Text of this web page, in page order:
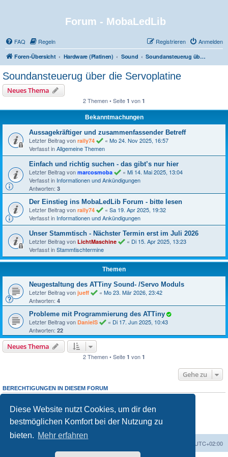
Diese Website nutzt Cookies, um dir den
bestmöglichen Komfort bei der Nutzung zu
bieten. Mehr erfahren
Forum - MobaLedLib
FAQ Regeln Anmelden
Registrieren
Foren-Übersicht Hardware (Platinen) Sound Soundansteuerug über die Servoplatine
Soundansteuerug über die Servoplatine
Neues Thema
2 Themen • Seite 1 von 1
Bekanntmachungen
Aussagekräftiger und zusammenfassender Betreff
Letzter Beitrag von raily74 « Mo 24. Nov 2025, 16:57
Verfasst inAllgemeine Themen
Einfach und richtig suchen - das gibt’s nur hier
Letzter Beitrag von marcosmoba « Mi 14. Mai 2025, 13:04
Verfasst in Informationen und Ankündigungen
Antworten: 3
Der Einstieg ins MobaLedLib Forum - bitte lesen
Letzter Beitrag von raily74 « Sa 19. Apr 2025, 19:32
Verfasst in Informationen und Ankündigungen
Unser Stammtisch - Nächster Termin erst im Juli 2026
Letzter Beitrag von LichtMaschine « Di 15. Apr 2025, 13:23
Verfasst inStammtischtermine
Themen
Neugestaltung des ATTiny Sound- /Servo Moduls
Letzter Beitrag von jueff « Mo 23. Mär 2026, 23:42
Antworten: 4
Probleme mit Programmierung des ATTiny
Letzter Beitrag von DanielS « Di 17. Jun 2025, 10:43
Antworten: 22
Neues Thema
2 Themen • Seite 1 von 1
Gehe zu
BERECHTIGUNGEN IN DIESEM FORUM
Du darfst
neuen Themen in diesem Forum erstellen.
keine
Du darfst deine Beiträge in diesem Forumnichtändern.
Du darfst deine Beiträge in diesem Forum nicht löschen.
Du darfst keineDateianhänge in diesem Forum erstellen.
UTC+02:00